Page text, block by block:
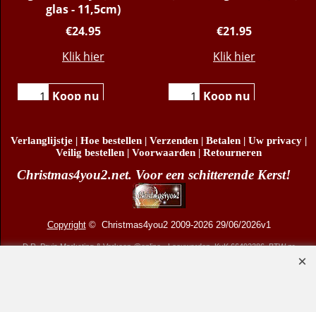
glas - 11,5cm)
€24.95
Klik hier
Koop nu
€21.95
Klik hier
Koop nu
Verlanglijstje | Hoe bestellen | Verzenden | Betalen | Uw privacy |
Veilig bestellen | Voorwaarden | Retourneren
Christmas4you2.net. Voor een schitterende Kerst!
Copyright© Christmas4you2 2009-2026 29/06/2026v1
D.R. Pruis Marketing & Verkoop @online - Leeuwarden, KvK 66492386, BTW nr